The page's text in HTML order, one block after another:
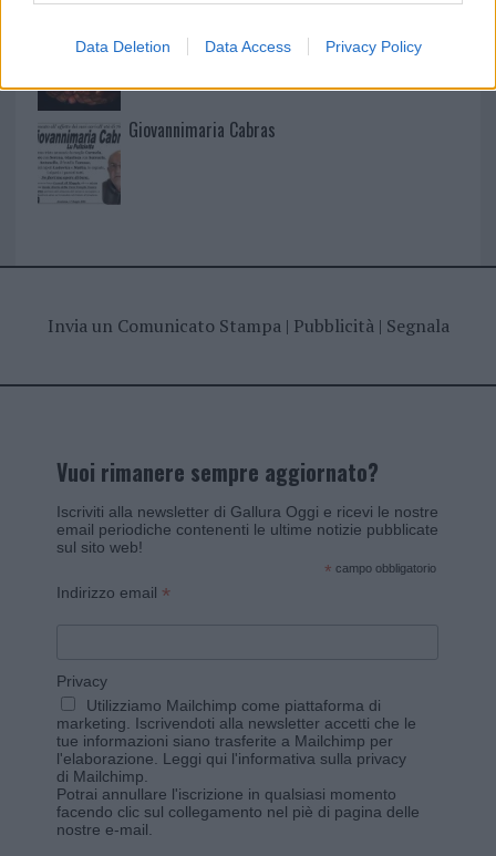
Data Deletion Data Access Privacy Policy
I nostri cari
Giovannimaria Cabras
Invia un Comunicato Stampa| Pubblicità| Segnala
Vuoi rimanere sempre aggiornato?
Iscriviti alla newsletter di Gallura Oggi e ricevi le nostre
email periodiche contenenti le ultime notizie pubblicate
sul sito web!
* campo obbligatorio
Indirizzo email *
Privacy
Utilizziamo Mailchimp come piattaforma di
marketing. Iscrivendoti alla newsletter accetti che le
tue informazioni siano trasferite a Mailchimp per
l'elaborazione. Leggi qui l'informativa sulla privacy
di Mailchimp
Potrai annullare l'iscrizione in qualsiasi momento
facendo clic sul collegamento nel piè di pagina delle
nostre e-mail.